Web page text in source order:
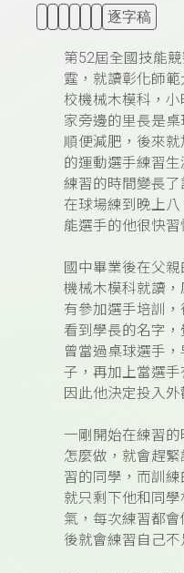
逐字稿
第52屆全國技能
霆，就讀彰化師
校機械木模科，
家旁邊的里長是
順便減肥，後來
的運動選手練習生
練習的時間變長
在球場練到晚上
能選手的他很快習
國中畢業後在父
機械木模科就讀
有參加選手培訓
看到學長的名字
曾當過桌球選手
子，再加上當選手
因此他決定投入外
一剛開始在練習
怎麼做，就會趕
習的同學，而訓
就只剩下他和同學
氣，每次練習都
後就會練習自己不